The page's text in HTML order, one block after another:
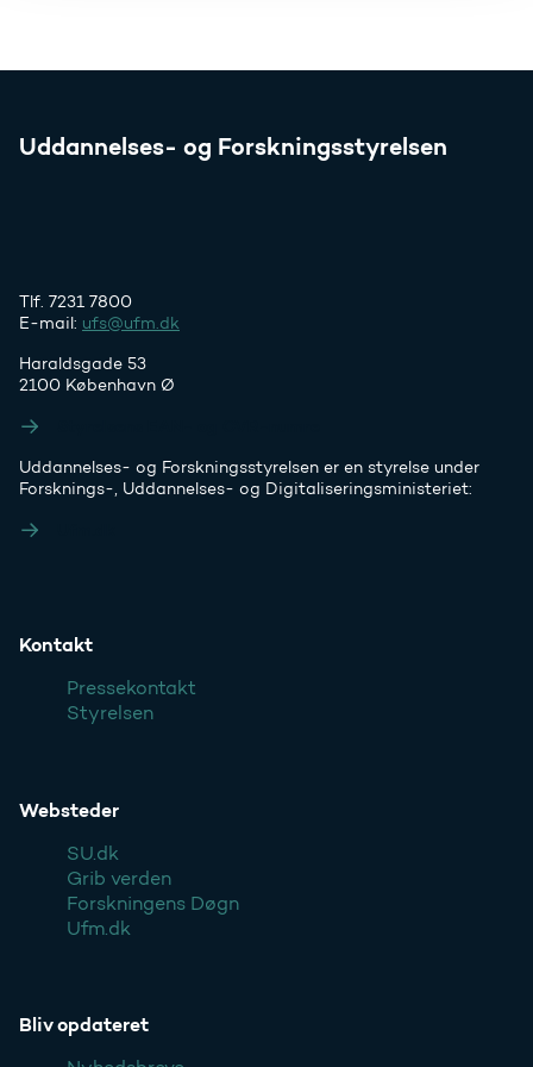
Uddannelses- og Forskningsstyrelsen
Tlf. 7231 7800
E-mail: ufs@ufm.dk
Haraldsgade 53
2100 København Ø
Uddannelses- og Forskningsstyrelsen er en styrelse under
Forsknings-, Uddannelses- og Digitaliseringsministeriet:
Kontakt
Pressekontakt
Styrelsen
Websteder
SU.dk
Grib verden
Forskningens Døgn
Ufm.dk
Bliv opdateret